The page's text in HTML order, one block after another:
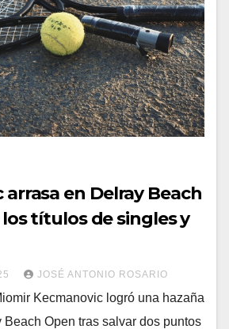
arrasa en Delray Beach
títulos de singles y
JOSÉ ANTONIO ROSARIO
Kecmanovic logró una hazaña
Open tras salvar dos puntos